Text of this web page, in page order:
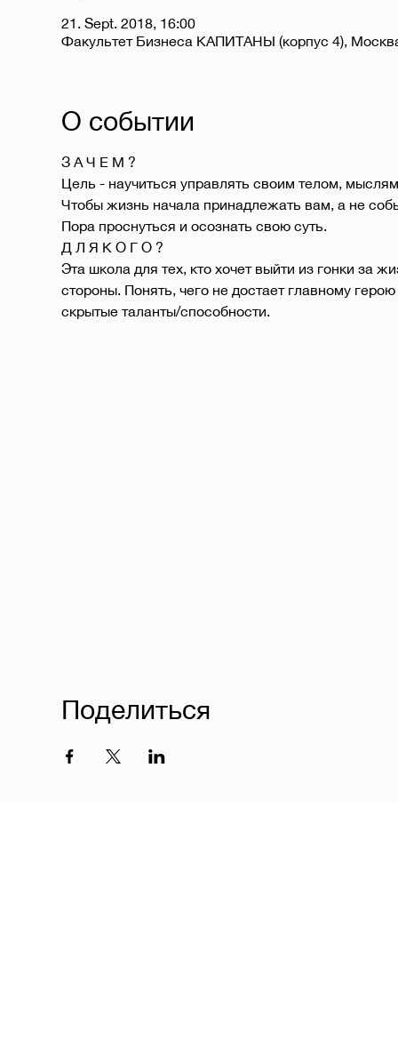
21. Sept. 2018, 16:00
Факультет Бизнеса КАПИТАНЫ (корпус 4),
О событии
Эта школа для тех, кто хочет выйти из гонки за
стороны. Понять, чего не достает главному
скрытые таланты/способности.
Поделиться